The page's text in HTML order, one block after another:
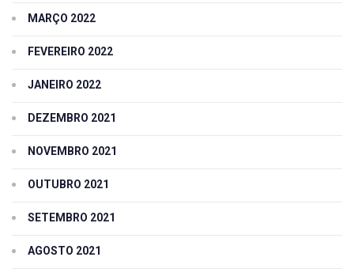
MARÇO 2022
FEVEREIRO 2022
JANEIRO 2022
DEZEMBRO 2021
NOVEMBRO 2021
OUTUBRO 2021
SETEMBRO 2021
AGOSTO 2021